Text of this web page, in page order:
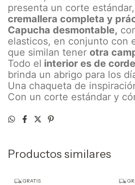
presenta un corte
cremallera completa y
Capucha desmontable,
elasticos, en conjunto con
que similan tener otra
Todo el interior es de
brinda un abrigo para los
Una chaqueta de
Con un corte estándar y
Productos similares
GRATIS